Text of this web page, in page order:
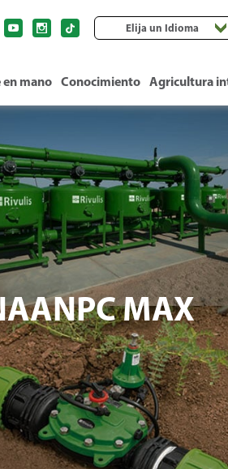
en mano Conocimiento Agricultura
Elija un Idioma
MAX